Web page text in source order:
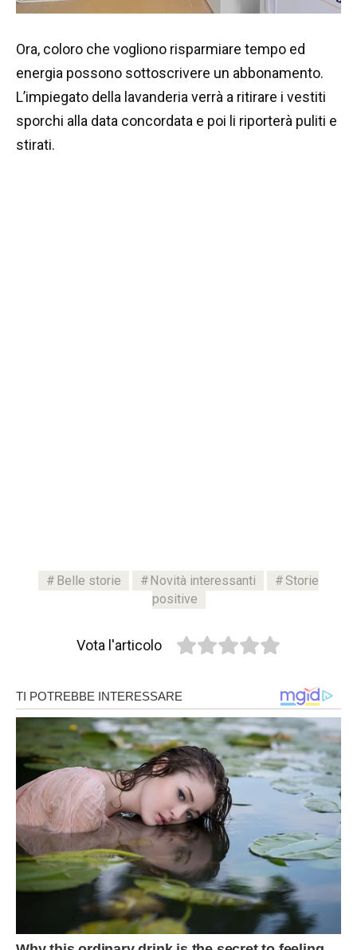
Ora, coloro che vogliono risparmiare tempo ed
energia possono sottoscrivere un abbonamento.
L’impiegato della lavanderia verrà a ritirare i vestiti
sporchi alla data concordata e poi li riporterà puliti e
stirati.
Belle storie Novità interessanti
Storie
positive
Vota l'articolo